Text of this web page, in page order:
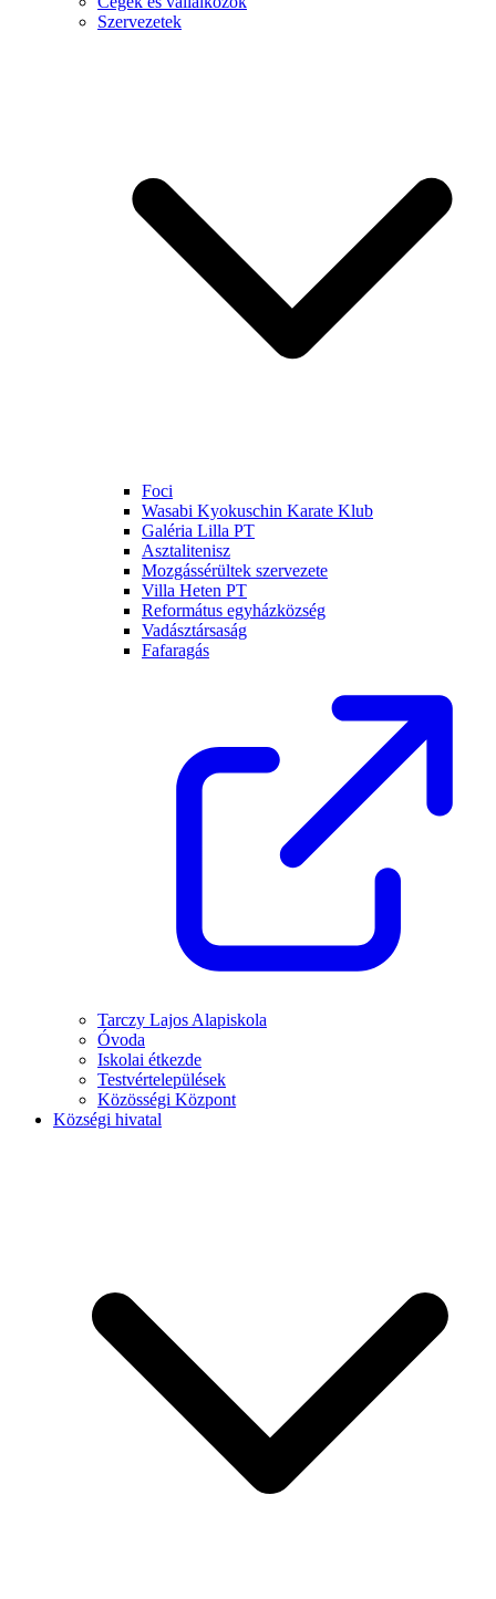
Szervezetek
Foci
Wasabi Kyokuschin Karate Klub
Galéria Lilla PT
Asztalitenisz
Mozgássérültek szervezete
Villa Heten PT
Református egyházközség
Vadásztársaság
Fafaragás
Tarczy Lajos Alapiskola
Óvoda
Iskolai étkezde
Testvértelepülések
Közösségi Központ
Községi hivatal